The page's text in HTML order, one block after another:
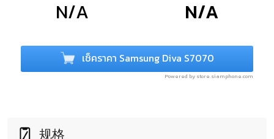
N/A N/A
เช็คราคา Samsung Diva S7070
Powered by store.siamphone.com
规格